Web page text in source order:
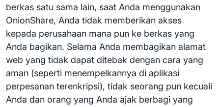
berkas satu sama lain, saat Anda menggunakan
OnionShare, Anda tidak memberikan akses
kepada perusahaan mana pun ke berkas yang
Anda bagikan. Selama Anda membagikan alamat
web yang tidak dapat ditebak dengan cara yang
aman (seperti menempelkannya di aplikasi
perpesanan terenkripsi), tidak seorang pun kecuali
Anda dan orang yang Anda ajak berbagi yang